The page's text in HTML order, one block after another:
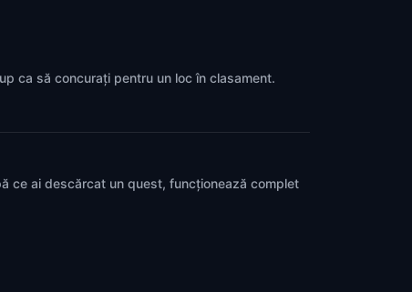
ca să concurați pentru un loc în clasament.
ce ai descărcat un quest, funcționează complet